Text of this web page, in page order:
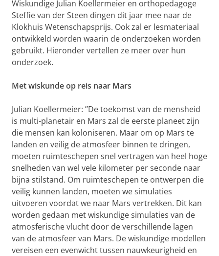
Wiskundige Julian Koellermeier en orthopedagoge
Steffie van der Steen dingen dit jaar mee naar de
Klokhuis Wetenschapsprijs. Ook zal er lesmateriaal
ontwikkeld worden waarin de onderzoeken worden
gebruikt. Hieronder vertellen ze meer over hun
onderzoek.
Met wiskunde op reis naar Mars
Julian Koellermeier: ’’De toekomst van de mensheid
is multi-planetair en Mars zal de eerste planeet zijn
die mensen kan koloniseren. Maar om op Mars te
landen en veilig de atmosfeer binnen te dringen,
moeten ruimteschepen snel vertragen van heel hoge
snelheden van wel vele kilometer per seconde naar
bijna stilstand. Om ruimteschepen te ontwerpen die
veilig kunnen landen, moeten we simulaties
uitvoeren voordat we naar Mars vertrekken. Dit kan
worden gedaan met wiskundige simulaties van de
atmosferische vlucht door de verschillende lagen
van de atmosfeer van Mars. De wiskundige modellen
vereisen een evenwicht tussen nauwkeurigheid en